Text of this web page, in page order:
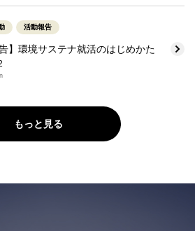
活動報告
告】環境サステナ就活のはじめかた
もっと見る